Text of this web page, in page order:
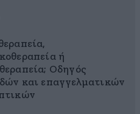
ή
Οδηγός
και επαγγελματικών